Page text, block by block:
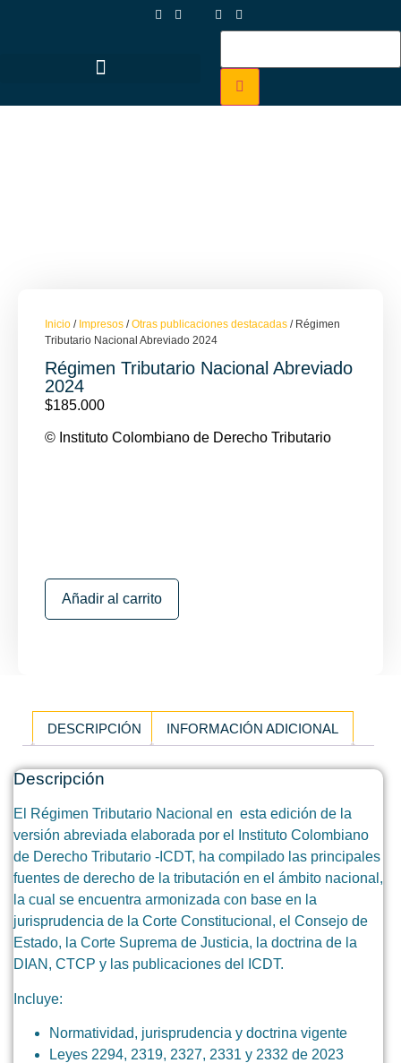
Inicio / Impresos /Otras publicaciones destacadas / Régimen
Tributario Nacional Abreviado 2024
Régimen Tributario Nacional Abreviado
2024
$185.000
© Instituto Colombiano de Derecho Tributario
Añadir al carrito
DESCRIPCIÓN INFORMACIÓN ADICIONAL
Descripción
El Régimen Tributario Nacional en esta edición de la
versión abreviada elaborada por el Instituto Colombiano
de Derecho Tributario -ICDT, ha compilado las principales
fuentes de derecho de la tributación en el ámbito nacional,
la cual se encuentra armonizada con base en la
jurisprudencia de la Corte Constitucional, el Consejo de
Estado, la Corte Suprema de Justicia, la doctrina de la
DIAN, CTCP y las publicaciones del ICDT.
Incluye:
Normatividad, jurisprudencia y doctrina vigente
Leyes 2294, 2319, 2327, 2331 y 2332 de 2023